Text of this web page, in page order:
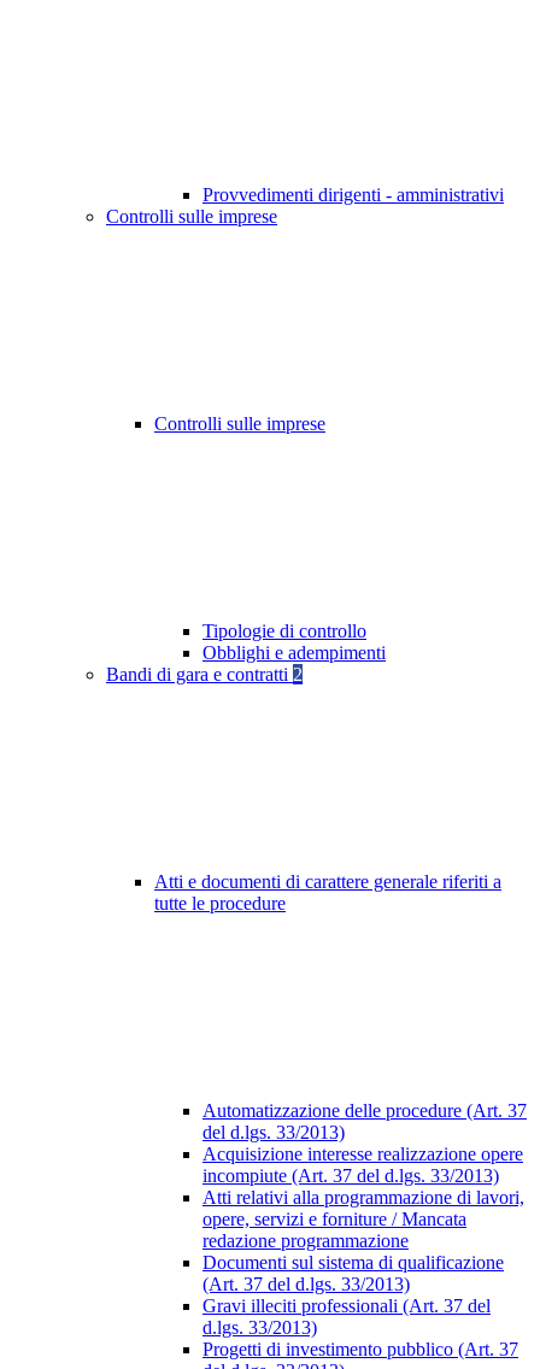
Provvedimenti dirigenti - amministrativi
Controlli sulle imprese
Controlli sulle imprese
Tipologie di controllo
Obblighi e adempimenti
Bandi di gara e contratti 2
Atti e documenti di carattere generale riferiti a
tutte le procedure
Automatizzazione delle procedure (Art. 37
del d.lgs. 33/2013)
Acquisizione interesse realizzazione opere
incompiute (Art. 37 del d.lgs. 33/2013)
Atti relativi alla programmazione di lavori,
opere, servizi e forniture / Mancata
redazione programmazione
Documenti sul sistema di qualificazione
(Art. 37 del d.lgs. 33/2013)
Gravi illeciti professionali (Art. 37 del
d.lgs. 33/2013)
Progetti di investimento pubblico (Art. 37